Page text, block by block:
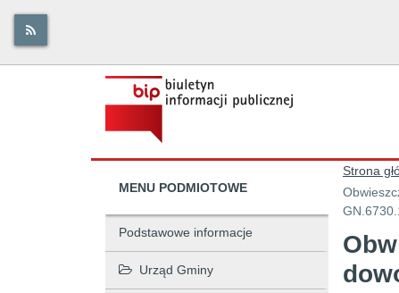
MENU PODMIOTOWE
Podstawowe informacje
Urząd Gminy
Strona